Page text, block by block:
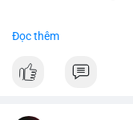
✅ Phản hồi trong 24 giờ
Đọc thêm